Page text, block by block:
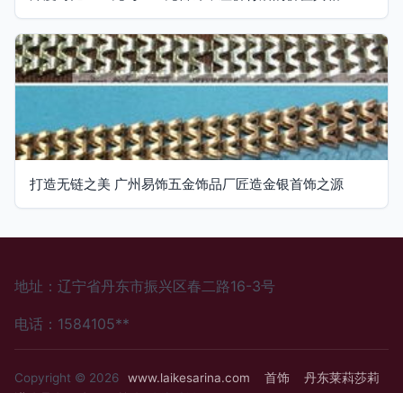
打造无链之美 广州易饰五金饰品厂匠造金银首饰之源
地址：辽宁省丹东市振兴区春二路16-3号
电话：1584105**
Copyright © 2026 www.laikesarina.com 首饰
丹东莱萪莎莉